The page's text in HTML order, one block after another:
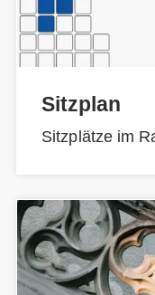
Sitzplan
Sitzplätze im